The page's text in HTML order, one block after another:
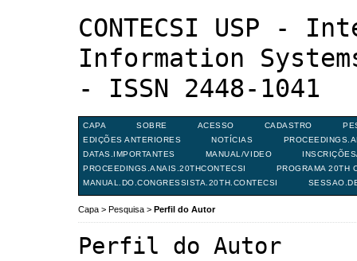
CONTECSI USP -
Information
- ISSN 2448-1041
CAPA SOBRE ACESSO CADASTRO
EDIÇÕES ANTERIORES
NOTÍCIAS
DATAS.IMPORTANTES
MANUAL/VIDEO
PROCEEDINGS.ANAIS.20THCONTECSI
PROGRAMA 20TH
MANUAL.DO.CONGRESSISTA.20TH.CONTECSI
Capa > Pesquisa > Perfil do Autor
Perfil do Autor